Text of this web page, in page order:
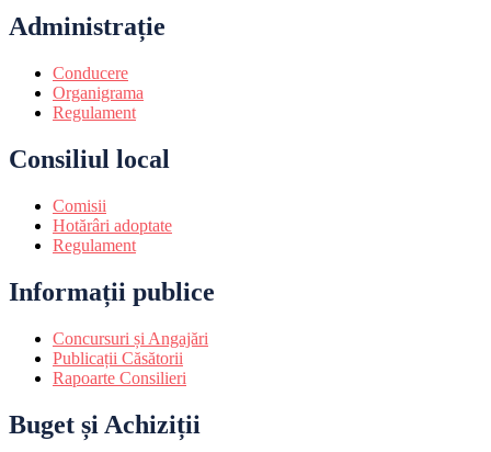
Administrație
Conducere
Organigrama
Regulament
Consiliul local
Comisii
Hotărâri adoptate
Regulament
Informații publice
Concursuri și Angajări
Publicații Căsătorii
Rapoarte Consilieri
Buget și Achiziții